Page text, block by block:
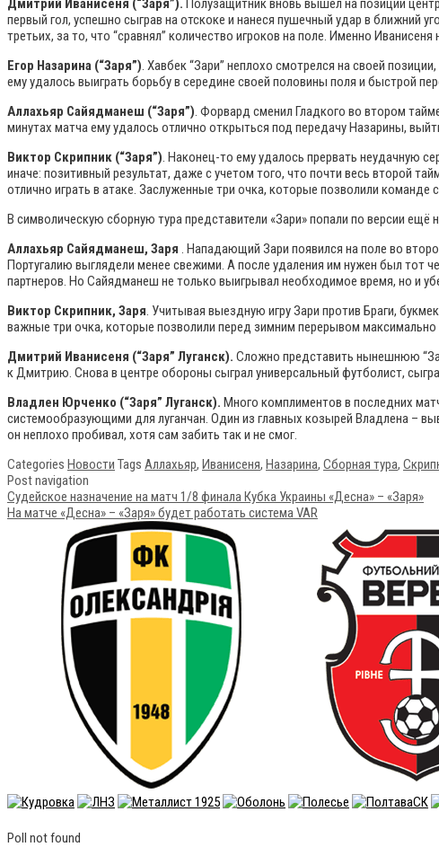
Дмитрий Иванисеня (“Заря”). Полузащитник вновь вышел на позиции
первый гол, успешно сыграв на отскоке и нанеся пушечный удар в ближний
третьих, за то, что “сравнял” количество игроков на поле. Именно
Егор Назарина (“Заря”). Хавбек “Зари” неплохо смотрелся на своей
ему удалось выиграть борьбу в середине своей половины поля и быстрой
Аллахьяр Сайядманеш (“Заря”). Форвард сменил Гладкого во втором
минутах матча ему удалось отлично открыться под передачу Назарины,
Виктор Скрипник (“Заря”). Наконец-то ему удалось прервать неудачную
иначе: позитивный результат, даже с учетом того, что почти весь второй
отлично играть в атаке. Заслуженные три очка, которые позволили команде
В символическую сборную тура представители «Зари» попали по версии ещё
Аллахьяр Сайядманеш, Заря . Нападающий Зари появился на поле во
Португалию выглядели менее свежими. А после удаления им нужен был тот
партнеров. Но Сайядманеш не только выигрывал необходимое время, но и
Виктор Скрипник, Заря. Учитывая выездную игру Зари против Браги,
важные три очка, которые позволили перед зимним перерывом максимально
Дмитрий Иванисеня (“Заря” Луганск). Сложно представить нынешнюю
к Дмитрию. Снова в центре обороны сыграл универсальный футболист,
Владлен Юрченко (“Заря” Луганск). Много комплиментов в последних
системообразующими для луганчан. Один из главных козырей Владлена –
он неплохо пробивал, хотя сам забить так и не смог.
Categories Новости Tags Аллахьяр, Иванисеня, Назарина, Сборная тура,
Post navigation
Судейское назначение на матч 1/8 финала Кубка Украины «Десна» – «Заря»
На матче «Десна» – «Заря» будет работать система VAR
Poll not found